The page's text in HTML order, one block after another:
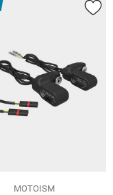
MOTOISM